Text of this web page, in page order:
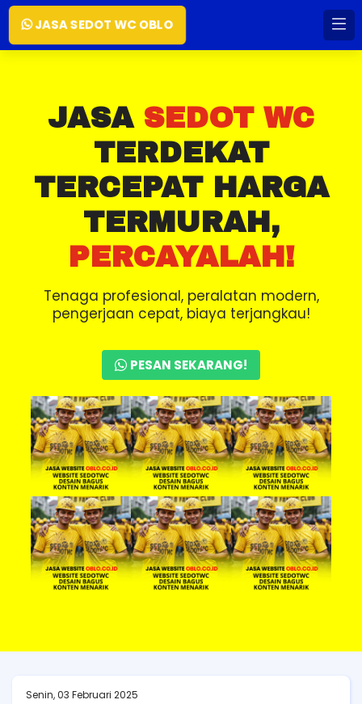
JASA SEDOT WC OBLO
JASA SEDOT WC
TERDEKAT
TERCEPAT HARGA
TERMURAH,
PERCAYALAH!
Tenaga profesional, peralatan modern,
pengerjaan cepat, biaya terjangkau!
PESAN SEKARANG!
Senin, 03 Februari 2025